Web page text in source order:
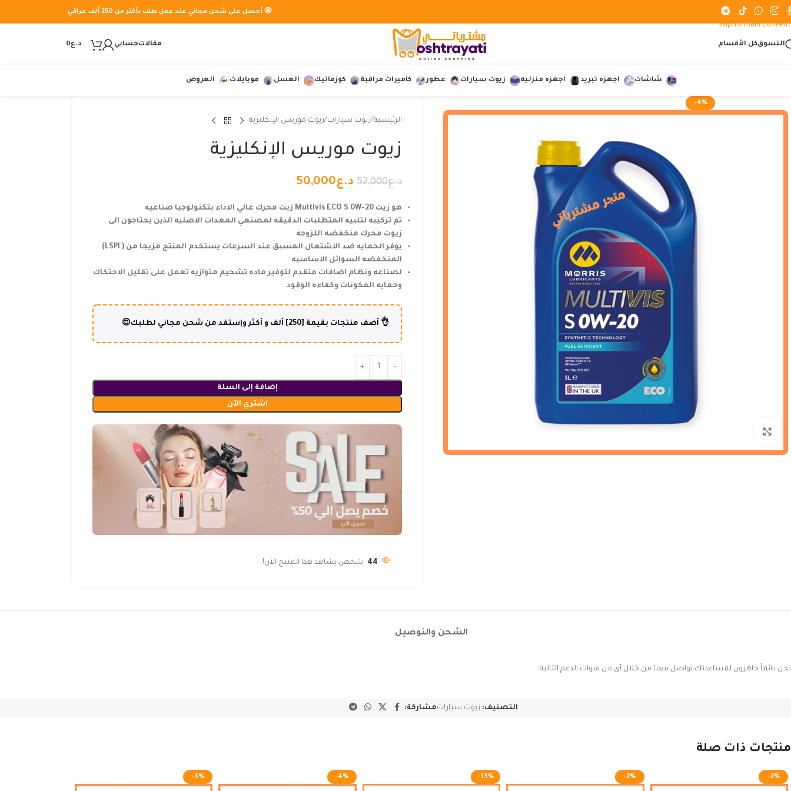
Skip to navigation
Skip to main content
🤩 أحصل على شحن مجاني عند عمل طلب بأكثر من 250 ألف عراقي
التسوقكل الأقسام مقالاتحسابي د.ع0
شاشات اجهزه تبريد اجهزه منزليه زيوت سيارات عطور كاميرات مراقبة كوزماتيك العسل موبايلات العروض
-4%
الرئيسية زيوت سيارات زيوت موريس الإنكليزية
زيوت موريس الإنكليزية
د.ع52,000 د.ع50,000
هو زيت Multivis ECO S 0W-20 زيت محرك عالي الاداء بتكنولوجيا صناعيه
تم تركيبه لتلبيه المتطلبات الدقيقه لمصنعي المعدات الاصليه الذين يحتاجون الى
زيوت محرك منخفضه اللزوجه
يوفر الحمايه ضد الاشتعال المسبق عند السرعات يستخدم المنتج مزيجا من ( LSPI)
المنخفضه السوائل الاساسيه
لصناعه ونظام اضافات متقدم لتوفير ماده تشحيم متوازيه تعمل على تقليل الاحتكاك
وحمايه المكونات وكفاءه الوقود
👌 أضف منتجات بقيمة [250] ألف و أكثر وإستفد من شحن مجاني لطلبك😍
إضافة إلى السلة
اشتري الآن
44 شخص يشاهد هذا المنتج الآن!
الشحن والتوصيل
نحن دائماً جاهزون لمساعدتك تواصل معنا من خلال أي من قنوات الدعم التالية:
التصنيف: زيوت سياراتمشاركة:
منتجات ذات صلة
-2%
-2%
-13%
-4%
-3%